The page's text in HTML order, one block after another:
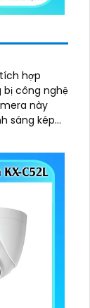
hợp
bị công nghệ
sáng kép